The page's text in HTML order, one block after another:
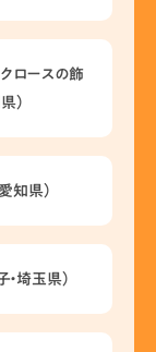
ロースの飾
）
知県）
埼玉県）